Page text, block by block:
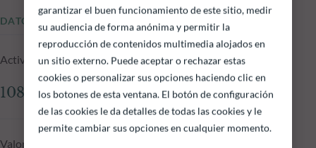
DATOS FUNDAMENTALES
Activos gestionados del fondo a 16.12.2025
108.19 M €
Valor liquidativo a 16.12.2025
garantizar el buen funcionamiento de este sitio, medir
su audiencia de forma anónima y permitir la
reproducción de contenidos multimedia alojados en
un sitio externo. Puede aceptar o rechazar estas
cookies o personalizar sus opciones haciendo clic en
los botones de esta ventana. El botón de configuración
de las cookies le da detalles de todas las cookies y le
permite cambiar sus opciones en cualquier momento.